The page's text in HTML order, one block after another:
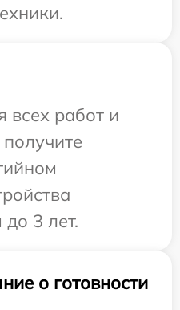
всех работ и
3 лет.
о готовности